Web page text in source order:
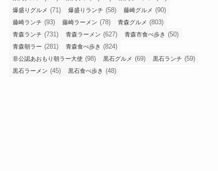
爆盛りグルメ (71) 爆盛りランチ (58) 藤崎グルメ (90)
藤崎ランチ (93) 藤崎ラーメン (78) 青森グルメ (803)
青森ランチ (731) 青森ラーメン (627) 青森市食べ歩き (50)
青森朝ラー (281) 青森食べ歩き (824)
非公認あおもり朝ラー大使 (98) 黒石グルメ (69) 黒石ランチ (59)
黒石ラーメン (45) 黒石食べ歩き (48)